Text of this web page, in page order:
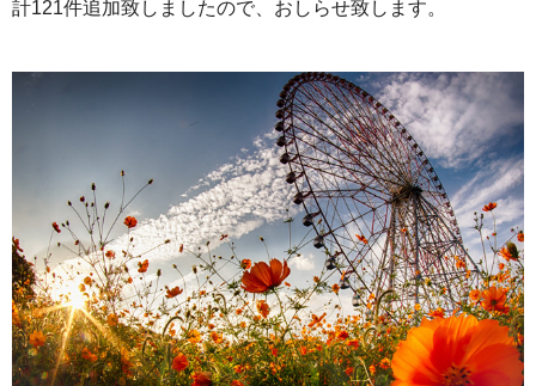
計121件追加致しましたので、おしらせ致します。